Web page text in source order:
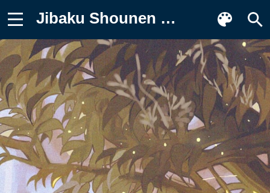
Jibaku Shounen Hanako-kun, Аниме Заставка на телефон